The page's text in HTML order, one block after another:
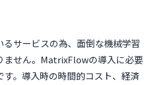
るサービスの為、面倒な機械学習
ません。MatrixFlowの導入に必要
す。導入時の時間的コスト、経済